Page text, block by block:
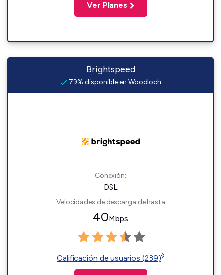
Ver Planes
Brightspeed
79% disponible en Woodloch
Conexión:
DSL
Velocidades de descarga de hasta
40Mbps
Calificación de usuarios (239)◊